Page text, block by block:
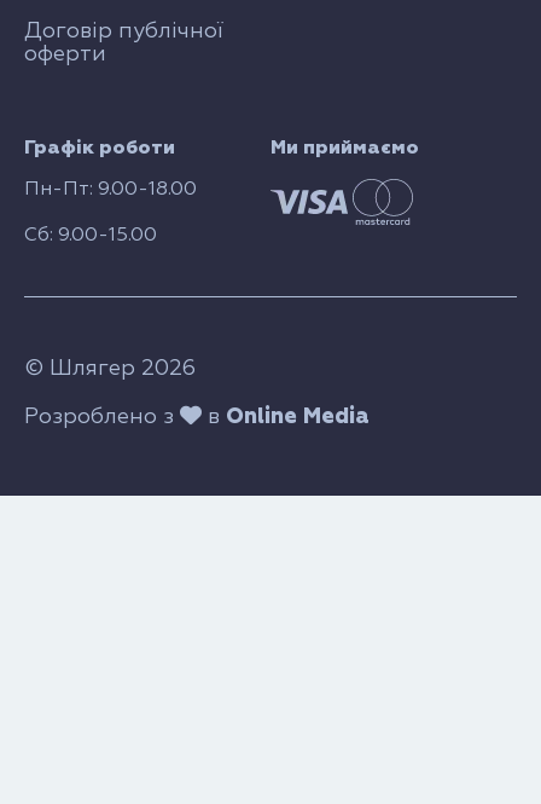
Графік роботи
Пн-Пт: 9.00-18.00
Сб: 9.00-15.00
Договір публічної
оферти
Ми приймаємо
© Шлягер 2026
Розроблено з в Online Media